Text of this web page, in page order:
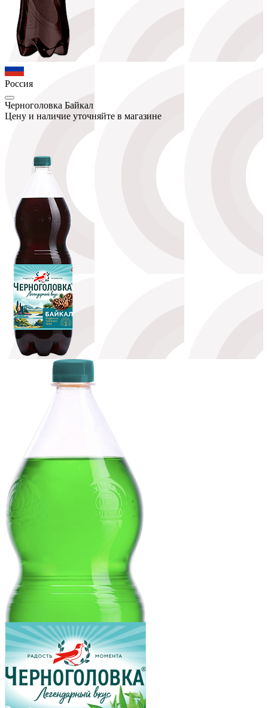
Россия
Черноголовка Байкал
Цену и наличие уточняйте в магазине